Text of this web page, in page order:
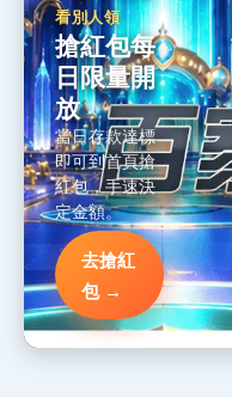
看別人領
搶紅包每
日限量開
放
當日存款達標
即可到首頁搶
紅包，手速決
定金額。
去搶紅
包 →